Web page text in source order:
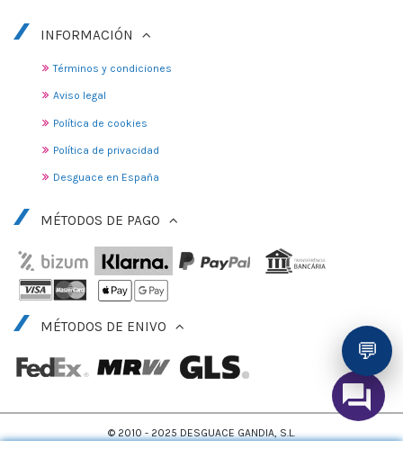
INFORMACIÓN
Términos y condiciones
Aviso legal
Política de cookies
Política de privacidad
Desguace en España
MÉTODOS DE PAGO
MÉTODOS DE ENIVO
💬
© 2010 - 2025 DESGUACE GANDIA, S.L.